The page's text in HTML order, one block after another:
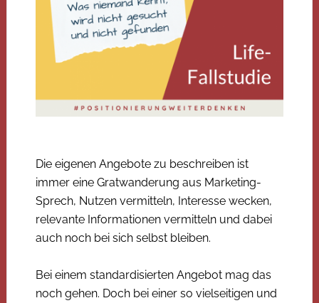
Die eigenen Angebote zu beschreiben ist
immer eine Gratwanderung aus Marketing-
Sprech, Nutzen vermitteln, Interesse wecken,
relevante Informationen vermitteln und dabei
auch noch bei sich selbst bleiben.
Bei einem standardisierten Angebot mag das
noch gehen. Doch bei einer so vielseitigen und